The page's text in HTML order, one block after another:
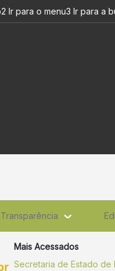
para
2 Ir para o menu3 Ir para a
Transparência
Mais Acessados